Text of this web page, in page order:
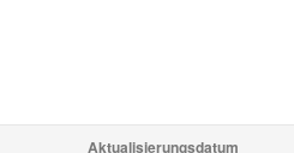
Aktualisierungsdatum